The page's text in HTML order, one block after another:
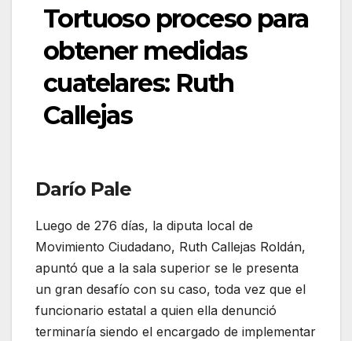
Tortuoso proceso para
obtener medidas
cuatelares: Ruth
Callejas
Darío Pale
Luego de 276 días, la diputa local de
Movimiento Ciudadano, Ruth Callejas Roldán,
apuntó que a la sala superior se le presenta
un gran desafío con su caso, toda vez que el
funcionario estatal a quien ella denunció
terminaría siendo el encargado de implementar